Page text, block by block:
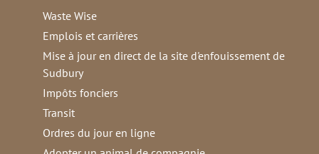
Waste Wise
Emplois et carrières
Mise à jour en direct de la site d'enfouissement de
Sudbury
Impôts fonciers
Transit
Ordres du jour en ligne